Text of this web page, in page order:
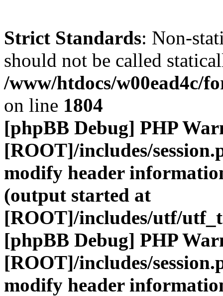
Strict Standards: Non-
should not be called
/www/htdocs/w00ead4c/
on line 1804
[phpBB Debug] PHP
[ROOT]/includes/
modify header
(output started at
[ROOT]/includes/utf/
[phpBB Debug] PHP
[ROOT]/includes/
modify header